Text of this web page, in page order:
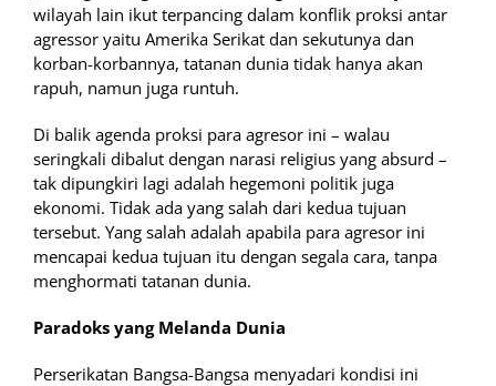
wilayah lain ikut terpancing dalam konflik proksi antar
agressor yaitu Amerika Serikat dan sekutunya dan
korban-korbannya, tatanan dunia tidak hanya akan
rapuh, namun juga runtuh.
Di balik agenda proksi para agresor ini – walau
seringkali dibalut dengan narasi religius yang absurd –
tak dipungkiri lagi adalah hegemoni politik juga
ekonomi. Tidak ada yang salah dari kedua tujuan
tersebut. Yang salah adalah apabila para agresor ini
mencapai kedua tujuan itu dengan segala cara, tanpa
menghormati tatanan dunia.
Paradoks yang Melanda Dunia
Perserikatan Bangsa-Bangsa menyadari kondisi ini